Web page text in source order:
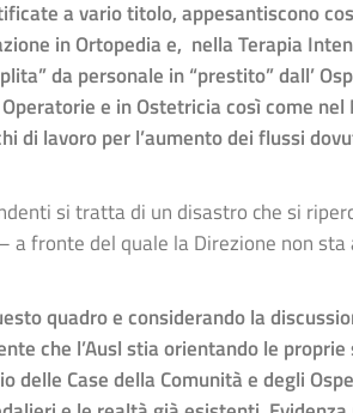
a vario titolo, appesantiscono
in Ortopedia e, nella Terapia
da personale in “prestito” dall’
e in Ostetricia così come
di lavoro per l’aumento dei flussi
si tratta di un disastro che si
a fronte del quale la Direzione non
quadro e considerando la
che l’Ausl stia orientando le
delle Case della Comunità e degli